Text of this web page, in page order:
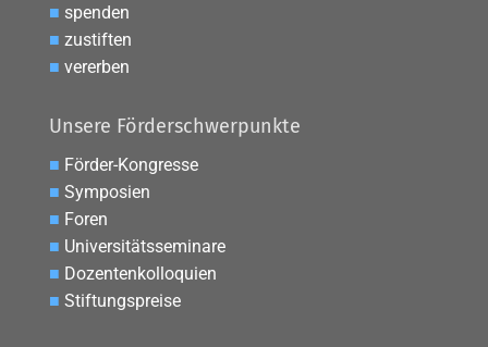
■ spenden
■ zustiften
■ vererben
Unsere Förderschwerpunkte
■ Förder-Kongresse
■ Symposien
■ Foren
■ Universitätsseminare
■ Dozentenkolloquien
■ Stiftungspreise